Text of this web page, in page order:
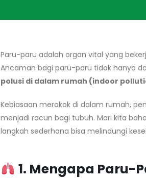
Paru-paru adalah organ vital yang
Ancaman bagi paru-paru tidak hanya
polusi di dalam rumah (indoor
Kebiasaan merokok di dalam rumah,
menjadi racun bagi tubuh. Mari kita
langkah sederhana bisa melindungi
1. Mengapa Paru-